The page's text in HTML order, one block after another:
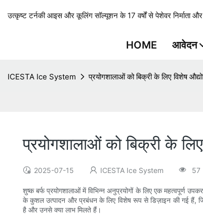
उत्कृष्ट टर्नकी आइस और कूलिंग सॉल्यूशन के 17 वर्षों से पेशेवर निर्माता और
HOME आवेदन
ICESTA Ice System प्रयोगशालाओं को बिक्री के लिए विशेष
प्रयोगशालाओं को बिक्री के
2025-07-15 ICESTA Ice System 57
शुष्क बर्फ प्रयोगशालाओं में विभिन्न अनुप्रयोगों के लिए एक महत्वपूर्ण
के कुशल उत्पादन और प्रबंधन के लिए विशेष रूप से डिज़ाइन की गई हैं,
है और उनसे क्या लाभ मिलते हैं।